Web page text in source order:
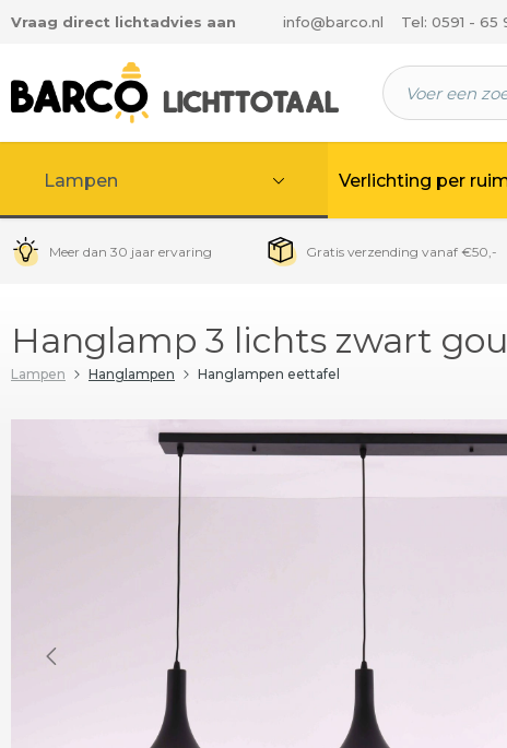
hoofdinhoud
Vraag direct lichtadvies aan info@barco.nl Tel: 0591 - 65
Lampen Verlichting per
Meer dan 30 jaar ervaring Gratis verzending vanaf €50,-
Hanglamp 3 lichts zwart
Lampen Hanglampen Hanglampen eettafel